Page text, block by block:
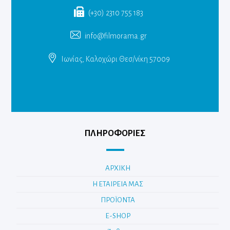
(+30) 2310 755 183
info@filmorama.gr
Ιωνίας, Καλοχώρι Θεσ/νίκη 57009
ΠΛΗΡΟΦΟΡΙΕΣ
ΑΡΧΙΚΗ
Η ΕΤΑΙΡΕΙΑ ΜΑΣ
ΠΡΟΪΟΝΤΑ
E-SHOP